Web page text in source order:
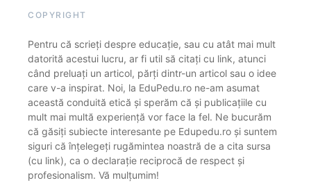
COPYRIGHT
Pentru că scrieți despre educație, sau cu atât mai mult
datorită acestui lucru, ar fi util să citați cu link, atunci
când preluați un articol, părți dintr-un articol sau o idee
care v-a inspirat. Noi, la EduPedu.ro ne-am asumat
această conduită etică și sperăm că și publicațiile cu
mult mai multă experiență vor face la fel. Ne bucurăm
că găsiți subiecte interesante pe Edupedu.ro și suntem
siguri că înțelegeți rugămintea noastră de a cita sursa
(cu link), ca o declarație reciprocă de respect și
profesionalism. Vă mulțumim!